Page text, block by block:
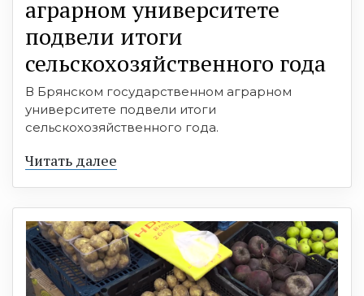
аграрном университете
подвели итоги
сельскохозяйственного года
В Брянском государственном аграрном
университете подвели итоги
сельскохозяйственного года.
Читать далее